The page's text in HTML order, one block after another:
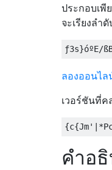
ประกอบเพี
จะเรียงลำดั
ลองออนไล
เวอร์ชันที่
คำอ